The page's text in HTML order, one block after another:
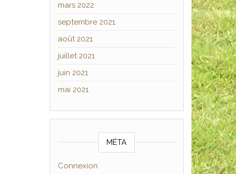
mars 2022
septembre 2021
août 2021
juillet 2021
juin 2021
mai 2021
MÉTA
Connexion